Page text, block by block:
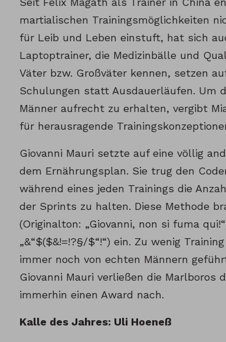
martialischen Trainingsmöglichkeiten
für Leib und Leben einstuft, hat sich
Laptoptrainer, die Medizinbälle und
Väter bzw. Großväter kennen, setzen
Schulungen statt Ausdauerläufen. Um
Männer aufrecht zu erhalten, vergibt
für herausragende
Giovanni Mauri setzte auf eine völlig
dem Ernährungsplan. Sie trug den
während eines jeden Trainings die
der Sprints zu halten. Diese Methode
(Originalton: „Giovanni, non si fuma
„&“$($&!=!?§/$“!“) ein. Zu wenig
immer noch von echten Männern
Giovanni Mauri verließen die Marlboros
immerhin einen Award nach.
Kalle des Jahres: Uli Hoeneß